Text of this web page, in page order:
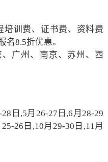
培训费、证书费、资料费
名8.5折优惠。
广州、南京、苏州、西
日,5月26-27日,6月28-29
26日,10月29-30日,11月